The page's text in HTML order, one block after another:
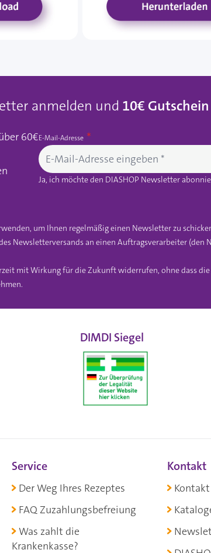
anmelden und 10€
60€E-Mail-Adresse
Ja, ich möchte den DIASHOP Newsletter
um Ihnen regelmäßig einen Newsletter zu
Newsletterversands an einen Auftragsverarbeiter
mit Wirkung für die Zukunft widerrufen, ohne dass
DIMDI Siegel
Service
Der Weg Ihres Rezeptes
FAQ Zuzahlungsbefreiung
Was zahlt die
Krankenkasse?
Kontakt
Kontakt